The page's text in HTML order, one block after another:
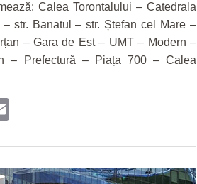
Calea Torontalului – Catedrala
str. Banatul – str. Ștefan cel Mare –
– Gara de Est – UMT – Modern –
– Prefectură – Piața 700 – Calea